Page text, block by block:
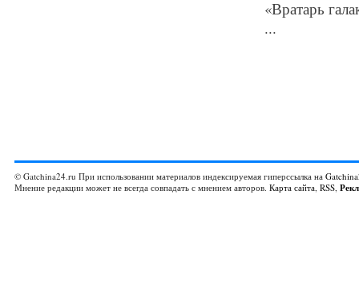
«Вратарь
...
© Gatchina24.ru При использовании материалов индексируемая гиперссылка на
Мнение редакции может не всегда совпадать с мнением авторов. Карта сайта, RSS,